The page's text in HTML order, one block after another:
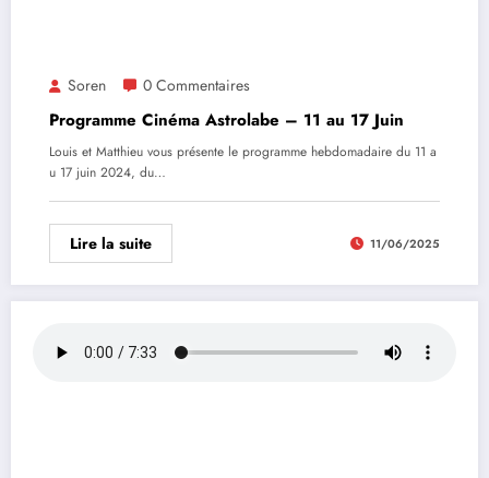
Soren 0 Commentaires
Programme Cinéma Astrolabe – 11 au 17 Juin
Louis et Matthieu vous présente le programme hebdomadaire du 11 a
u 17 juin 2024, du…
Lire la suite 11/06/2025